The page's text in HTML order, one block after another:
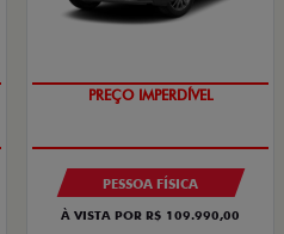
PREÇO IMPERDÍVEL
PESSOA FÍSICA
À VISTA POR R$ 109.990,00